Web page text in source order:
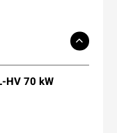
HV 70 kW